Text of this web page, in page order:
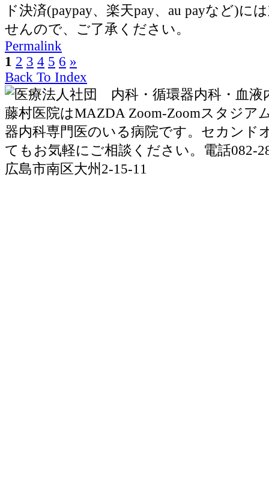
ド決済(paypay、楽天pay、au payなど)に
せんので、ご了承ください。
Permalink
1 2 3 4 5 6 »
Back To Index